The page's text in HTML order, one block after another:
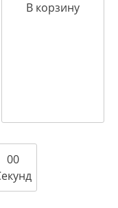
В корзину
00